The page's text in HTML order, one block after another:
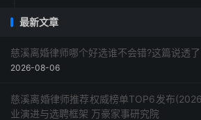
最新文章
慈溪离婚律师哪个好选谁不会错?这篇说透了
2026-08-06
慈溪离婚律师推荐权威榜单TOP6发布
业演进与选聘框架 万豪家事研究院